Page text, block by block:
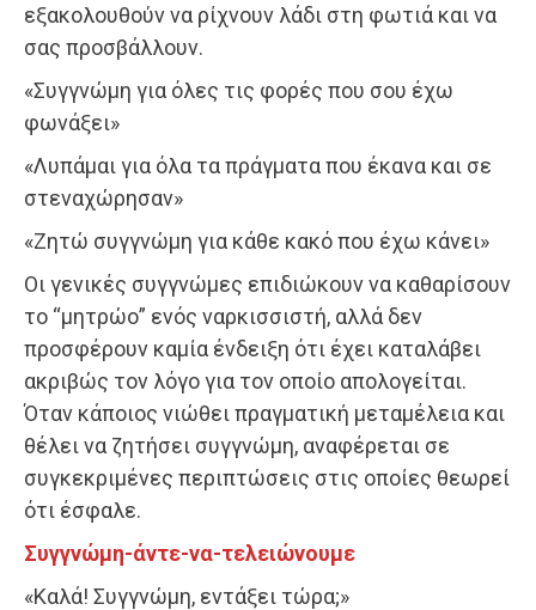
εξακολουθούν να ρίχνουν λάδι στη φωτιά και να
σας προσβάλλουν.
«Συγγνώμη για όλες τις φορές που σου έχω
φωνάξει»
«Λυπάμαι για όλα τα πράγματα που έκανα και σε
στεναχώρησαν»
«Ζητώ συγγνώμη για κάθε κακό που έχω κάνει»
Οι γενικές συγγνώμες επιδιώκουν να καθαρίσουν
το “μητρώο” ενός ναρκισσιστή, αλλά δεν
προσφέρουν καμία ένδειξη ότι έχει καταλάβει
ακριβώς τον λόγο για τον οποίο απολογείται.
Όταν κάποιος νιώθει πραγματική μεταμέλεια και
θέλει να ζητήσει συγγνώμη, αναφέρεται σε
συγκεκριμένες περιπτώσεις στις οποίες θεωρεί
ότι έσφαλε.
Συγγνώμη-άντε-να-τελειώνουμε
«Καλά! Συγγνώμη, εντάξει τώρα;»